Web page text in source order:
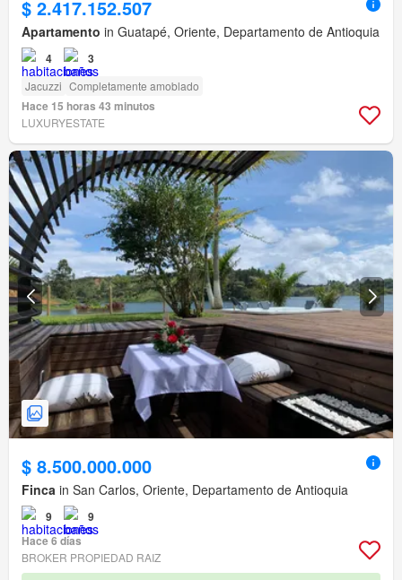
$ 2.417.152.507
Apartamento in Guatapé, Oriente, Departamento de Antioquia
4 3
Jacuzzi Completamente amoblado
Hace 15 horas 43 minutos
LUXURYESTATE
$ 8.500.000.000
Finca in San Carlos, Oriente, Departamento de Antioquia
9
9
Hace 6 días
BROKER PROPIEDAD RAIZ